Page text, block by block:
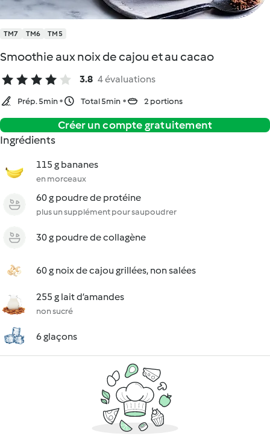
TM7 TM6 TM5
Smoothie aux noix de cajou et au cacao
3.8 4 évaluations
Prép. 5min Total 5min 2 portions
Créer un compte gratuitement
Ingrédients
115 g bananes
en morceaux
60 g poudre de protéine
plus un supplément pour saupoudrer
30 g poudre de collagène
60 g noix de cajou grillées, non salées
255 g lait d’amandes
non sucré
6 glaçons